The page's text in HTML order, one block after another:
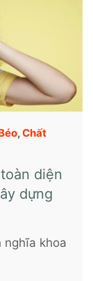
,Chất
diện
dựng
nghĩa khoa